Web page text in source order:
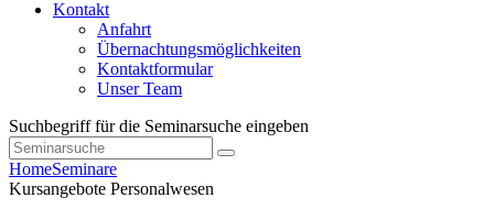
Kontakt
Anfahrt
Übernachtungsmöglichkeiten
Kontaktformular
Unser Team
Suchbegriff für die Seminarsuche eingeben
HomeSeminare
Kursangebote Personalwesen